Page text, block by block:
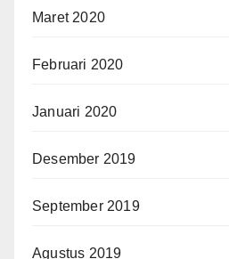
Maret 2020
Februari 2020
Januari 2020
Desember 2019
September 2019
Agustus 2019